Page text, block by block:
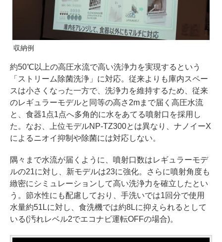
収納例
約50℃以上の高圧水流で高い洗浄力を実現するという
「ストリーム除菌洗浄」に対応。従来よりも庫内スペー
スは小さくなった一方で、洗浄力を維持するため、従来
のレギュラーモデルと同等の高さ2mまで届く高圧水流
と、食器1点1点へ多角的に水をあてる噴射口を採用し
た。なお、上位モデルNP-TZ300とは異なり、ナノイーX
によるニオイ抑制や除菌には対応しない。
隅々まで水流が届くように、噴射口数はレギュラーモデ
ルの21に対し、新モデルは23に強化。さらに噴射角度も
緻密にシミュレーションして高い洗浄力を確立したとい
う。節水性にも配慮しており、手洗いでは1回分で使用
水量約51Lに対し、食洗機では約8Lに抑えられるとして
いる(汚れレベル2でエコナビ運転OFFの場合)。